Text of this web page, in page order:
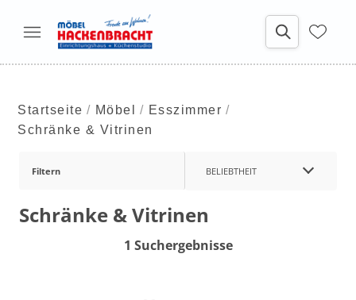
Startseite Möbel
Esszimmer
Schränke & Vitrinen
Filtern BELIEBTHEIT
Schränke & Vitrinen
1 Suchergebnisse